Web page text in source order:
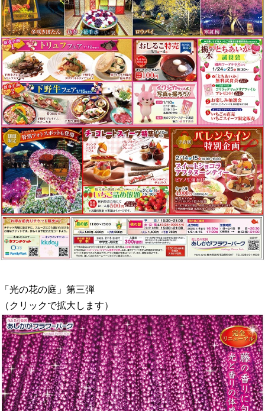
「光の花の庭」第三弾
（クリックで拡大します）